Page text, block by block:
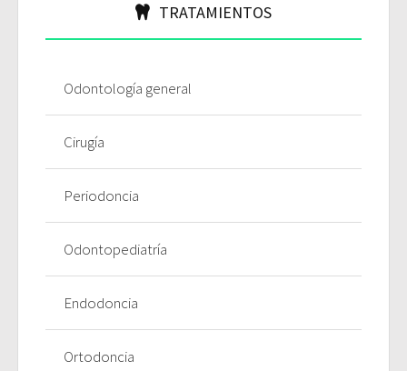
TRATAMIENTOS
Odontología general
Cirugía
Periodoncia
Odontopediatría
Endodoncia
Ortodoncia